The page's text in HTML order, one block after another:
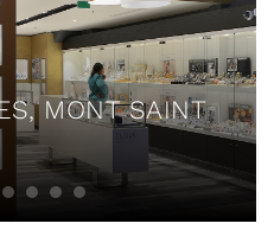
MONT SAINT